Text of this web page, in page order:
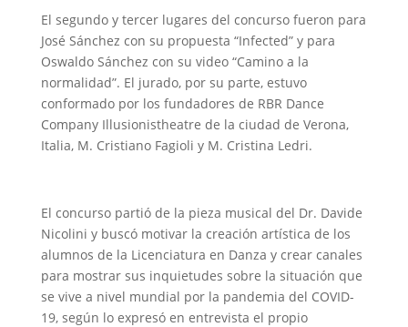
El segundo y tercer lugares del concurso fueron para
José Sánchez con su propuesta “Infected” y para
Oswaldo Sánchez con su video “Camino a la
normalidad”. El jurado, por su parte, estuvo
conformado por los fundadores de RBR Dance
Company Illusionistheatre de la ciudad de Verona,
Italia, M. Cristiano Fagioli y M. Cristina Ledri.
El concurso partió de la pieza musical del Dr. Davide
Nicolini y buscó motivar la creación artística de los
alumnos de la Licenciatura en Danza y crear canales
para mostrar sus inquietudes sobre la situación que
se vive a nivel mundial por la pandemia del COVID-
19, según lo expresó en entrevista el propio